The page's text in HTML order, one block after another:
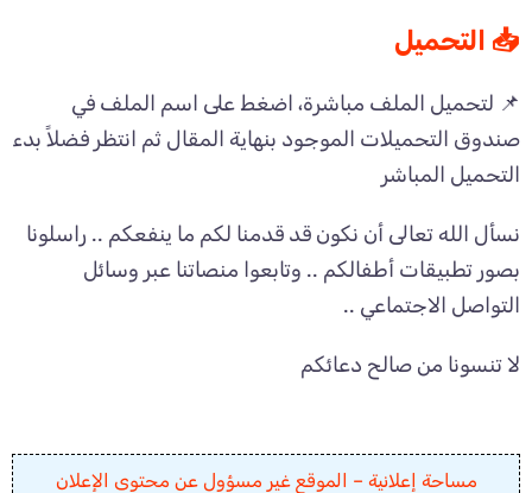
📥 التحميل
📌 لتحميل الملف مباشرة، اضغط على اسم الملف في
صندوق التحميلات الموجود بنهاية المقال ثم انتظر فضلاً بدء
التحميل المباشر
نسأل الله تعالى أن نكون قد قدمنا لكم ما ينفعكم .. راسلونا
بصور تطبيقات أطفالكم .. وتابعوا منصاتنا عبر وسائل
التواصل الاجتماعي ..
لا تنسونا من صالح دعائكم
مساحة إعلانية – الموقع غير مسؤول عن محتوى الإعلان